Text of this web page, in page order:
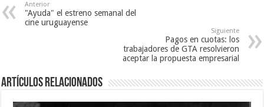
Anterior
"Ayuda" el estreno semanal del
cine uruguayense
Siguiente
Pagos en cuotas: los
trabajadores de GTA resolvieron
aceptar la propuesta empresarial
Artículos Relacionados